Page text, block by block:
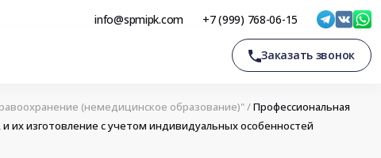
info@spmipk.com +7 (999) 768-06-15
Заказать звонок
(немедицинское образование)"/Профессиональная
изготовление с учетом индивидуальных особенностей